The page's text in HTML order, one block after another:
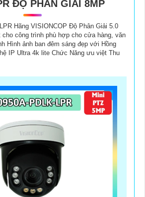
ĐỘ PHÂN GIẢI 8MP
Hãng VISIONCOP Độ Phân Giải 5.0
cho công trình phù hợp cho cửa hàng, văn
Hình ảnh ban đêm sáng đẹp với Hồng
IP Ultra 4k lite Chức Năng ưu việt Thu